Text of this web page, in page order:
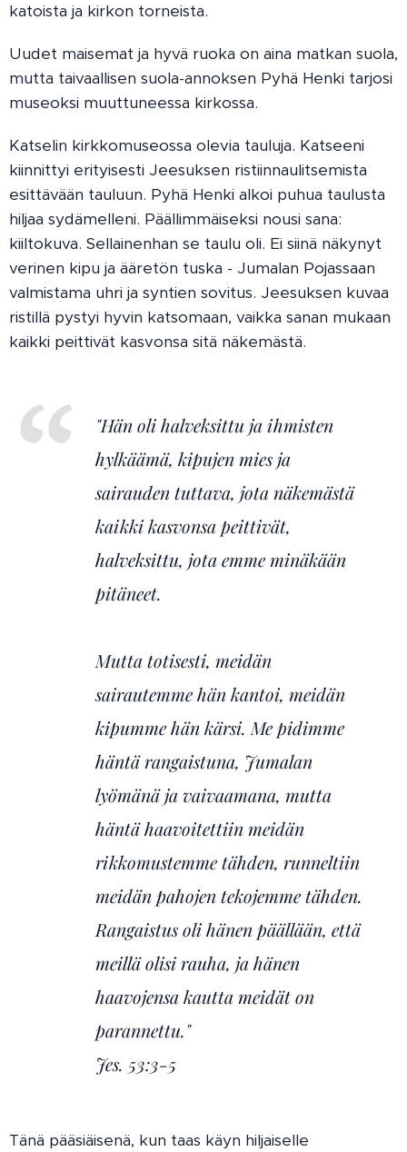
katoista ja kirkon torneista.
Uudet maisemat ja hyvä ruoka on aina matkan suola,
mutta taivaallisen suola-annoksen Pyhä Henki tarjosi
museoksi muuttuneessa kirkossa.
Katselin kirkkomuseossa olevia tauluja. Katseeni
kiinnittyi erityisesti Jeesuksen ristiinnaulitsemista
esittävään tauluun. Pyhä Henki alkoi puhua taulusta
hiljaa sydämelleni. Päällimmäiseksi nousi sana:
kiiltokuva. Sellainenhan se taulu oli. Ei siinä näkynyt
verinen kipu ja ääretön tuska - Jumalan Pojassaan
valmistama uhri ja syntien sovitus. Jeesuksen kuvaa
ristillä pystyi hyvin katsomaan, vaikka sanan mukaan
kaikki peittivät kasvonsa sitä näkemästä.
"Hän oli halveksittu ja ihmisten
hylkäämä, kipujen mies ja
sairauden tuttava, jota näkemästä
kaikki kasvonsa peittivät,
halveksittu, jota emme minäkään
pitäneet.
Mutta totisesti, meidän
sairautemme hän kantoi, meidän
kipumme hän kärsi. Me pidimme
häntä rangaistuna, Jumalan
lyömänä ja vaivaamana, mutta
häntä haavoitettiin meidän
rikkomustemme tähden, runneltiin
meidän pahojen tekojemme tähden.
Rangaistus oli hänen päällään, että
meillä olisi rauha, ja hänen
haavojensa kautta meidät on
parannettu."
Jes. 53:3-5
Tänä pääsiäisenä, kun taas käyn hiljaiselle